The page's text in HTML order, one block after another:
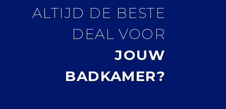
ALTIJD DE BESTE
DEAL VOOR
JOUW
BADKAMER?